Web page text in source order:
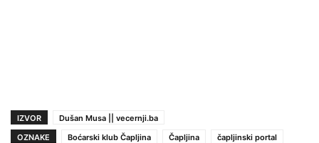
IZVOR
Dušan Musa || vecernji.ba
OZNAKE
Boćarski klub Čapljina Čapljina čapljinski portal